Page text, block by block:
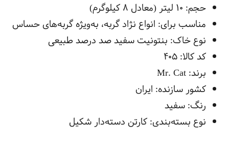
حجم: ۱۰ لیتر (معادل ۸ کیلوگرم)
مناسب برای: انواع نژاد گربه، به‌ویژه گربه‌های حساس
نوع خاک: بنتونیت سفید صد درصد طبیعی
کد کالا: 405
برند: Mr. Cat
کشور سازنده: ایران
رنگ: سفید
نوع بسته‌بندی: کارتن دسته‌دار شکیل